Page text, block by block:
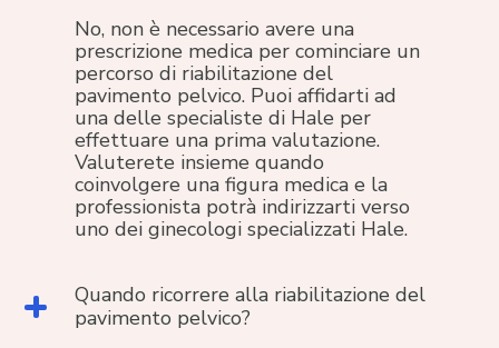
No, non è necessario avere una
prescrizione medica per cominciare un
percorso di riabilitazione del
pavimento pelvico. Puoi affidarti ad
una delle specialiste di Hale per
effettuare una prima valutazione.
Valuterete insieme quando
coinvolgere una figura medica e la
professionista potrà indirizzarti verso
uno dei ginecologi specializzati Hale.
Quando ricorrere alla riabilitazione del
pavimento pelvico?